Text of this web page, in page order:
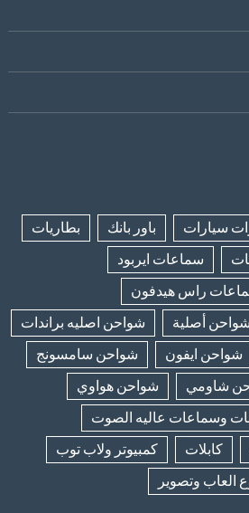
سيارات باور بانك
بطاريات
سماعات ايربود
راس هيدفون
شواحن أصلية
شواحن اصليه براندات
شواحن ايفون
شواحن سامسونج
شاومي
شواحن هواوي
وسماعات عاليه الصوت
كابلات
كمبيوتر ولاب توب
العاب وتصوير